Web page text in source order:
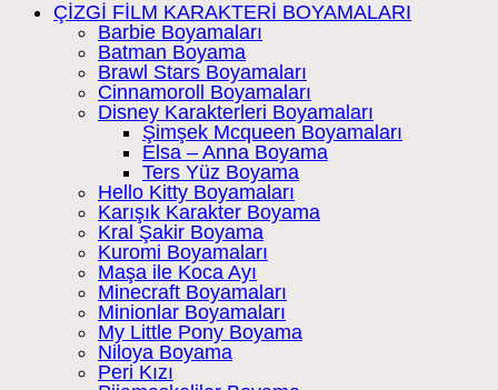
ÇİZGİ FİLM KARAKTERİ BOYAMALARI
Barbie Boyamaları
Batman Boyama
Brawl Stars Boyamaları
Cinnamoroll Boyamaları
Disney Karakterleri Boyamaları
Şimşek Mcqueen Boyamaları
Elsa – Anna Boyama
Ters Yüz Boyama
Hello Kitty Boyamaları
Karışık Karakter Boyama
Kral Şakir Boyama
Kuromi Boyamaları
Maşa ile Koca Ayı
Minecraft Boyamaları
Minionlar Boyamaları
My Little Pony Boyama
Niloya Boyama
Peri Kızı